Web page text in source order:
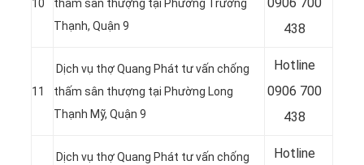
10
thấm sân thượng tại Phường Trường
Thạnh, Quận 9
0906 700
438
11
Dịch vụ thợ Quang Phát tư vấn chống
thấm sân thượng tại Phường Long
Thạnh Mỹ, Quận 9
Hotline
0906 700
438
Dịch vụ thợ Quang Phát tư vấn chống
Hotline